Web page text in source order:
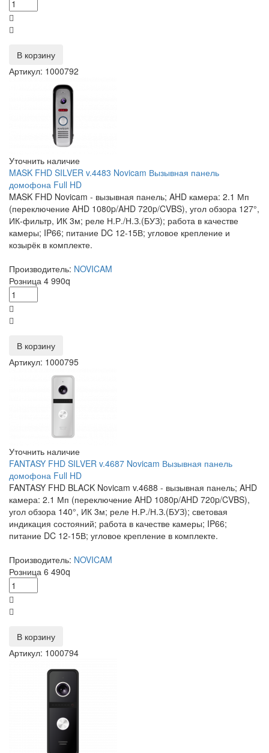
В корзину
Артикул: 1000792
Уточнить наличие
MASK FHD SILVER v.4483 Novicam Вызывная панель
домофона Full HD
MASK FHD Novicam - вызывная панель; AHD камера: 2.1 Мп
(переключение AHD 1080p/AHD 720p/CVBS), угол обзора 127°,
ИК-фильтр, ИК 3м; реле Н.Р./Н.З.(БУЗ); работа в качестве
камеры; IP66; питание DC 12-15В; угловое крепление и
козырёк в комплекте.
Производитель: NOVICAM
Розница 4 990q
В корзину
Артикул: 1000795
Уточнить наличие
FANTASY FHD SILVER v.4687 Novicam Вызывная панель
домофона Full HD
FANTASY FHD BLACK Novicam v.4688 - вызывная панель; AHD
камера: 2.1 Мп (переключение AHD 1080p/AHD 720p/CVBS),
угол обзора 140°, ИК 3м; реле Н.Р./Н.З.(БУЗ); световая
индикация состояний; работа в качестве камеры; IP66;
питание DC 12-15В; угловое крепление в комплекте.
Производитель: NOVICAM
Розница 6 490q
В корзину
Артикул: 1000794